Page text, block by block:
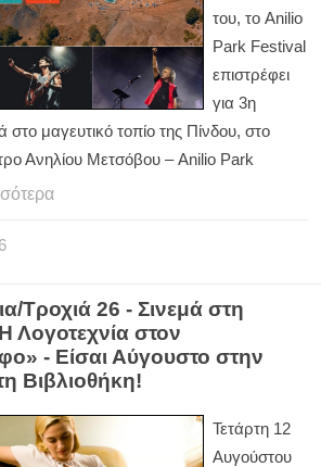
του, το Anilio
Park Festival
επιστρέφει
για 3η
στο μαγευτικό τοπίο της Πίνδου, στο
Ανηλίου Μετσόβου – Anilio Park
Τροχιά 26 - Σινεμά στη
Λογοτεχνία στον
- Είσαι Αύγουστο στην
Βιβλιοθήκη!
Τετάρτη 12
Αυγούστου